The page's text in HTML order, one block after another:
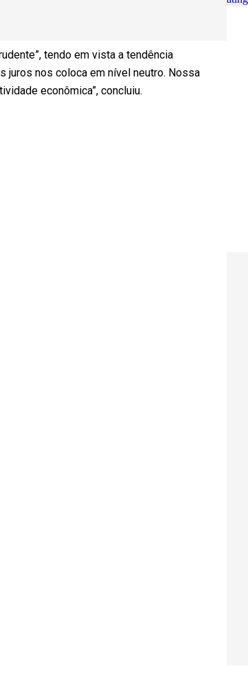
tendo em vista a tendência
juros nos coloca em nível neutro. Nossa
econômica”, concluiu.